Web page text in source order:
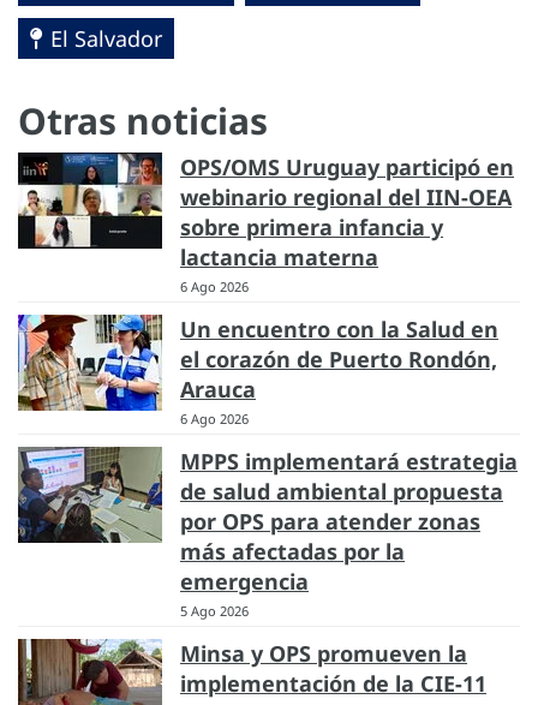
El Salvador
Otras noticias
OPS/OMS Uruguay participó en
webinario regional del IIN-OEA
sobre primera infancia y
lactancia materna
6 Ago 2026
Un encuentro con la Salud en
el corazón de Puerto Rondón,
Arauca
6 Ago 2026
MPPS implementará estrategia
de salud ambiental propuesta
por OPS para atender zonas
más afectadas por la
emergencia
5 Ago 2026
Minsa y OPS promueven la
implementación de la CIE-11